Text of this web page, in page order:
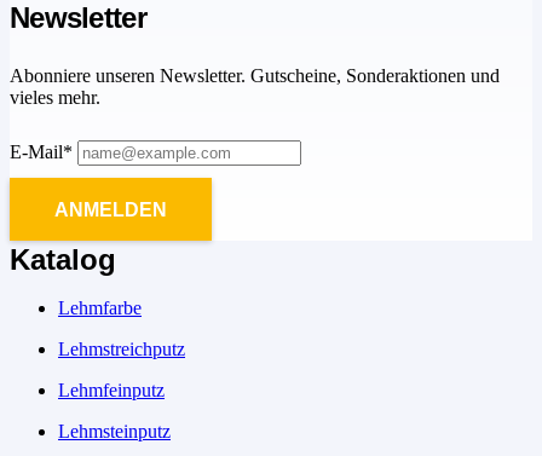
Newsletter
Abonniere unseren Newsletter. Gutscheine, Sonderaktionen und
vieles mehr.
E-Mail*
ANMELDEN
Katalog
Lehmfarbe
Lehmstreichputz
Lehmfeinputz
Lehmsteinputz